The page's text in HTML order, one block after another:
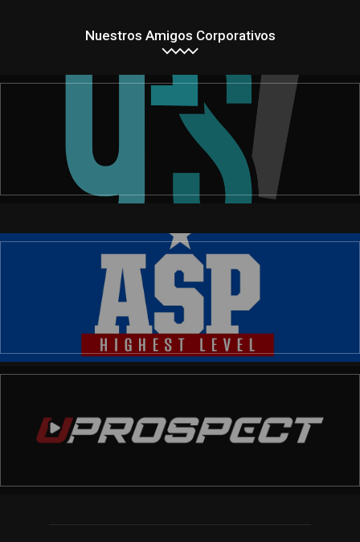
Nuestros Amigos Corporativos